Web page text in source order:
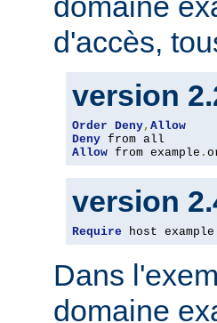
d'accès,
version
Order Deny, Allow
Deny
Allow from example .
version
Require host example
Dans
domaine